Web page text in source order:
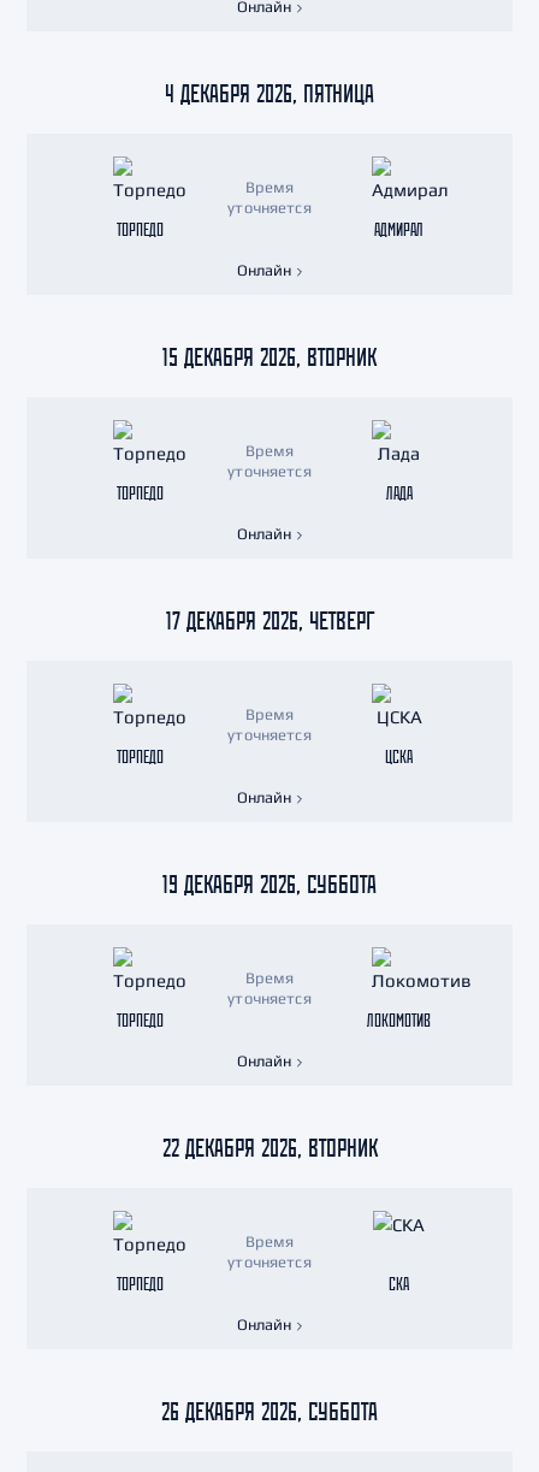
Онлайн
4 ДЕКАБРЯ 2026, ПЯТНИЦА
ТОРПЕДО
Время
уточняется
АДМИРАЛ
Онлайн
15 ДЕКАБРЯ 2026, ВТОРНИК
ТОРПЕДО
Время
уточняется
ЛАДА
Онлайн
17 ДЕКАБРЯ 2026, ЧЕТВЕРГ
ТОРПЕДО
Время
уточняется
ЦСКА
Онлайн
19 ДЕКАБРЯ 2026, СУББОТА
ТОРПЕДО
Время
уточняется
ЛОКОМОТИВ
Онлайн
22 ДЕКАБРЯ 2026, ВТОРНИК
ТОРПЕДО
Время
уточняется
СКА
Онлайн
26 ДЕКАБРЯ 2026, СУББОТА